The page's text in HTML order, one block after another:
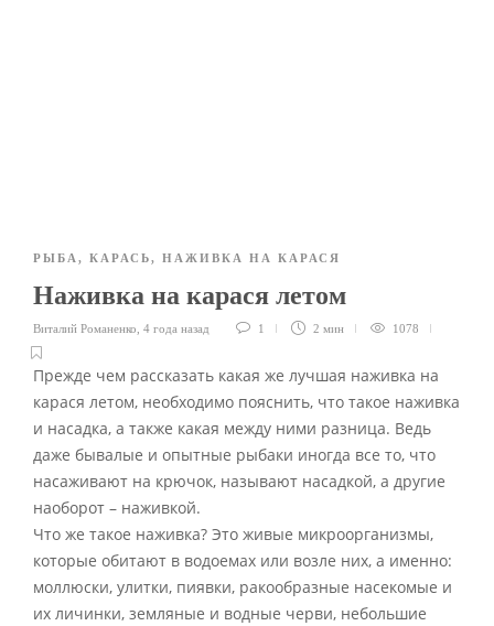
РЫБА , КАРАСЬ, НАЖИВКА НА КАРАСЯ
Наживка на карася летом
Виталий Романенко 4 года назад 1 2 мин 1078
Прежде чем рассказать какая же лучшая наживка на
карася летом, необходимо пояснить, что такое наживка
и насадка, а также какая между ними разница. Ведь
даже бывалые и опытные рыбаки иногда все то, что
насаживают на крючок, называют насадкой, а другие
наоборот – наживкой.
Что же такое наживка? Это живые микроорганизмы,
которые обитают в водоемах или возле них, а именно:
моллюски, улитки, пиявки, ракообразные насекомые и
их личинки, земляные и водные черви, небольшие